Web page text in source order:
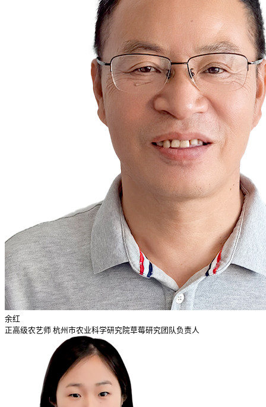
余红
正高级农艺师 杭州市农业科学研究院草莓研究团队负责人